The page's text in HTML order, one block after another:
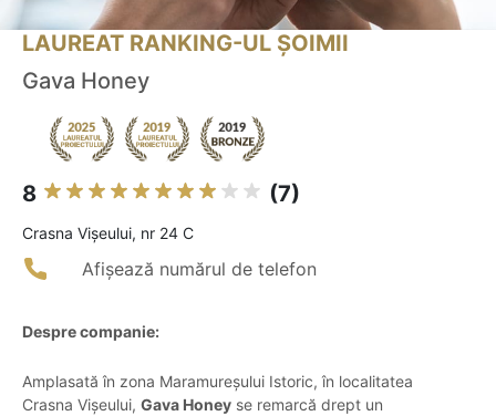
LAUREAT RANKING-UL ȘOIMII
Gava Honey
8 (7)
Crasna Vişeului, nr 24 C
Afișează numărul de telefon
Despre companie:
Amplasată în zona Maramureșului Istoric, în localitatea
Crasna Vișeului, Gava Honey se remarcă drept un